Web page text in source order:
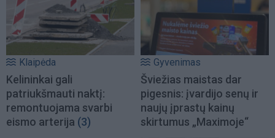
Klaipėda
Kelininkai gali
patriukšmauti naktį:
remontuojama svarbi
eismo arterija (3)
Gyvenimas
Šviežias maistas dar
pigesnis: įvardijo senų ir
naujų įprastų kainų
skirtumus „Maximoje“